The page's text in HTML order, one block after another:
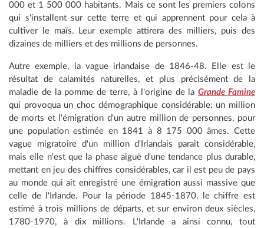
000 et 1 500 000 habitants. Mais ce sont les premiers colons
qui s'installent sur cette terre et qui apprennent pour cela à
cultiver le maïs. Leur exemple attirera des milliers, puis des
dizaines de milliers et des millions de personnes.
Autre exemple, la vague irlandaise de 1846-48. Elle est le
résultat de calamités naturelles, et plus précisément de la
maladie de la pomme de terre, à l'origine de laGrande Famine
qui provoqua un choc démographique considérable: un million
de morts et l'émigration d'un autre million de personnes, pour
une population estimée en 1841 à 8 175 000 âmes. Cette
vague migratoire d'un million d'Irlandais paraît considérable,
mais elle n'est que la phase aiguë d'une tendance plus durable,
mettant en jeu des chiffres considérables, car il est peu de pays
au monde qui ait enregistré une émigration aussi massive que
celle de l'Irlande. Pour la période 1845-1870, le chiffre est
estimé à trois millions de départs, et sur environ deux siècles,
1780-1970, à dix millions. L'Irlande a ainsi connu, tout